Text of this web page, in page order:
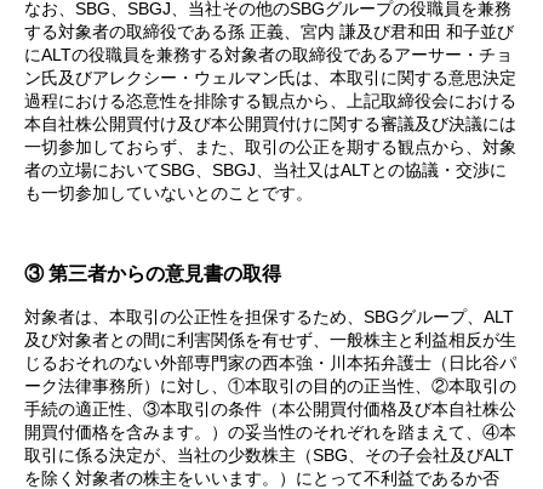
なお、SBG、SBGJ、当社その他のSBGグループの役職員を兼務
する対象者の取締役である孫 正義、宮内 謙及び君和田 和子並び
にALTの役職員を兼務する対象者の取締役であるアーサー・チョ
ン氏及びアレクシー・ウェルマン氏は、本取引に関する意思決定
過程における恣意性を排除する観点から、上記取締役会における
本自社株公開買付け及び本公開買付けに関する審議及び決議には
一切参加しておらず、また、取引の公正を期する観点から、対象
者の立場においてSBG、SBGJ、当社又はALTとの協議・交渉に
も一切参加していないとのことです。
③ 第三者からの意見書の取得
対象者は、本取引の公正性を担保するため、SBGグループ、ALT
及び対象者との間に利害関係を有せず、一般株主と利益相反が生
じるおそれのない外部専門家の西本強・川本拓弁護士（日比谷パ
ーク法律事務所）に対し、①本取引の目的の正当性、②本取引の
手続の適正性、③本取引の条件（本公開買付価格及び本自社株公
開買付価格を含みます。）の妥当性のそれぞれを踏まえて、④本
取引に係る決定が、当社の少数株主（SBG、その子会社及びALT
を除く対象者の株主をいいます。）にとって不利益であるか否